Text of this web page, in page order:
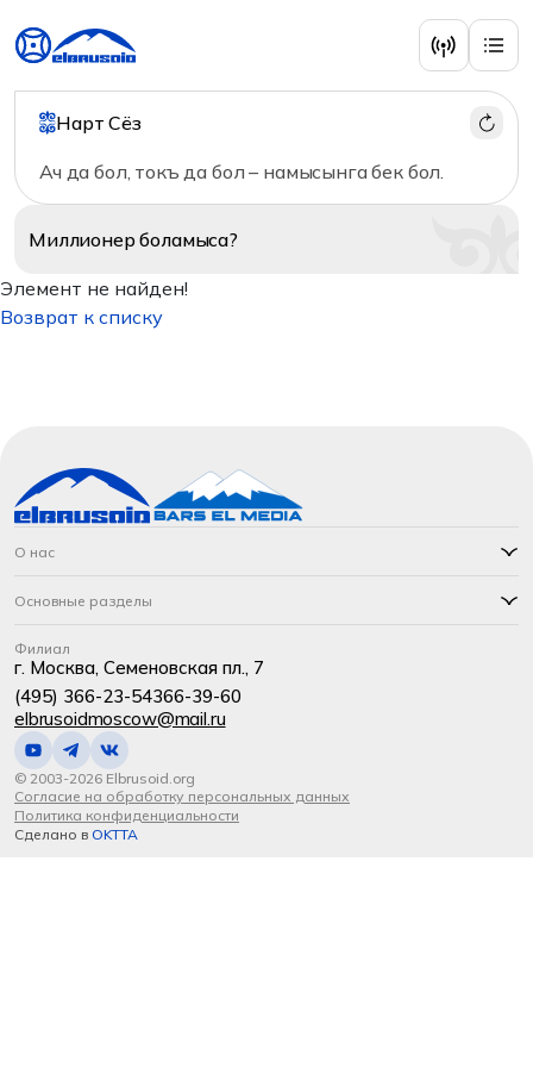
Нарт Сёз
Ач да бол, токъ да бол – намысынга бек бол.
Миллионерболамыса?
Элемент не найден!
Возврат к списку
О нас
Основные разделы
Филиал
г. Москва, Семеновская пл., 7
(495) 366-23-54366-39-60
elbrusoidmoscow@mail.ru
© 2003-2026 Elbrusoid.org
Согласие на обработку персональных данных
Политика конфиденциальности
Сделано в OKTTA